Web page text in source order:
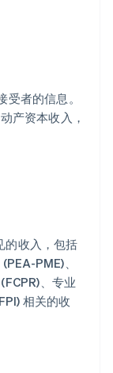
者的信息。
产资本收入，
的收入，包括
PME)、
、专业
相关的收